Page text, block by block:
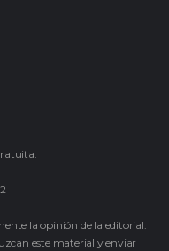
la opinión de la editorial.
este material y enviar